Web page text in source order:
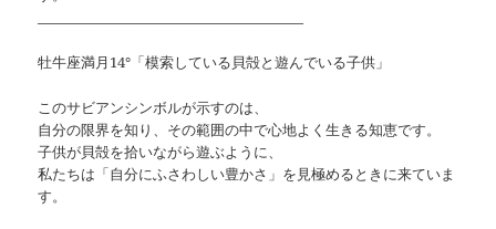
牡牛座満月14°「模索している貝殻と遊んでいる子供」
このサビアンシンボルが示すのは、
自分の限界を知り、その範囲の中で心地よく生きる知恵です。
子供が貝殻を拾いながら遊ぶように、
私たちは「自分にふさわしい豊かさ」を見極めるときに来ていま
す。